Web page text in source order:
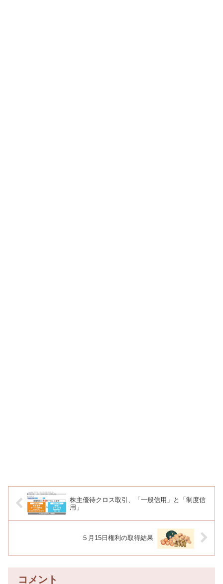
株主優待クロス取引、「一般信用」と「制度信
用」
５月15日権利の取得結果
コメント